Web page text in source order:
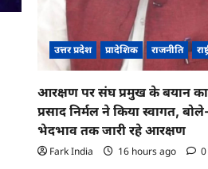
उत्तर प्रदेश प्रादेशिक राजनीति
आरक्षण पर संघ प्रमुख के बयान
प्रसाद निर्मल ने किया स्वागत,
भेदभाव तक जारी रहे आरक्षण
Fark India 16 hours ago 0